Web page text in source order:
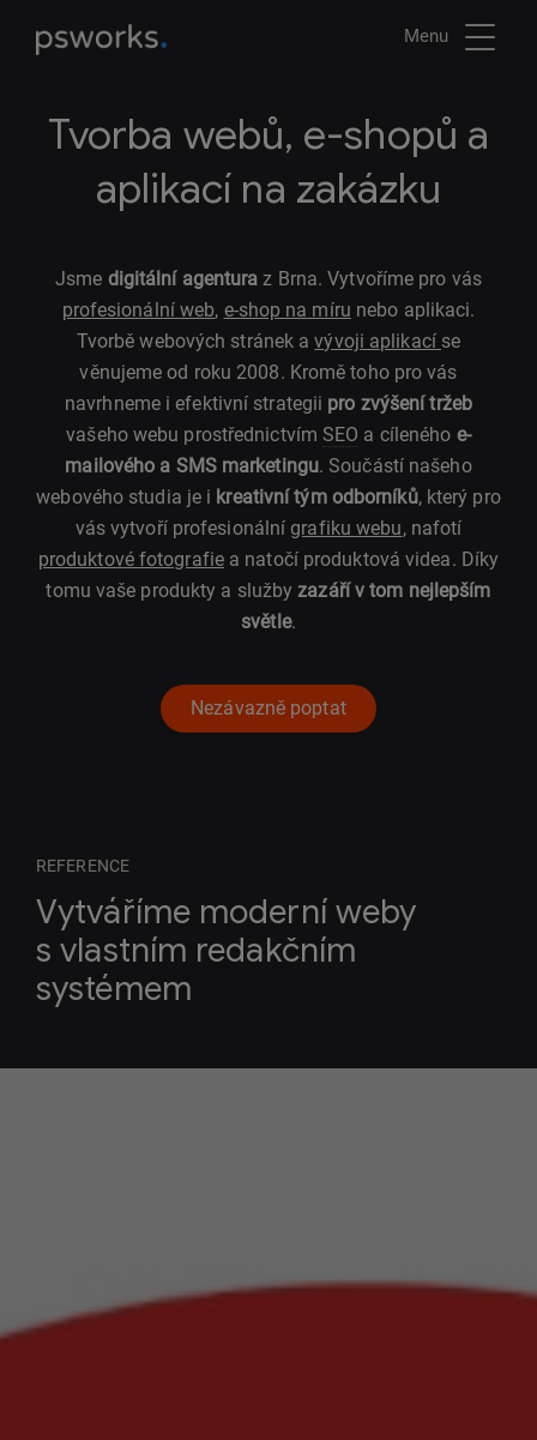
Menu
Tvorba webů, e-shopů a
aplikací na zakázku
Jsme digitální agentura z Brna. Vytvoříme pro vás
profesionální web, e-shop na míru nebo aplikaci.
Tvorbě webových stránek avývoji aplikací se
věnujeme od roku 2008. Kromě toho pro vás
navrhneme i efektivní strategii pro zvýšení tržeb
vašeho webu prostřednictvím SEO a cíleného e-
mailového a SMS marketingu. Součástí našeho
webového studia je i kreativní tým odborníků, který pro
vás vytvoří profesionálnígrafiku webu, nafotí
produktové fotografiea natočí produktová videa. Díky
tomu vaše produkty a službyzazáří v tom nejlepším
světle.
Nezávazně poptat
REFERENCE
Vytváříme moderní weby
s vlastním redakčním
systémem